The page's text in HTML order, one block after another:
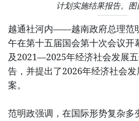
计划实施结果报告。图
越通社河内——越南政府总理范
午在第十五届国会第十次会议开
及2021—2025年经济社会发展
告，并提出了2026年经济社会
案。
范明政强调，在国际形势复杂多